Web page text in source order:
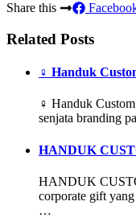
Share this
Related Posts
‍♀️ Handuk
‍♀️ Handuk
senjata branding
HANDUK
HANDUK
corporate gift
…